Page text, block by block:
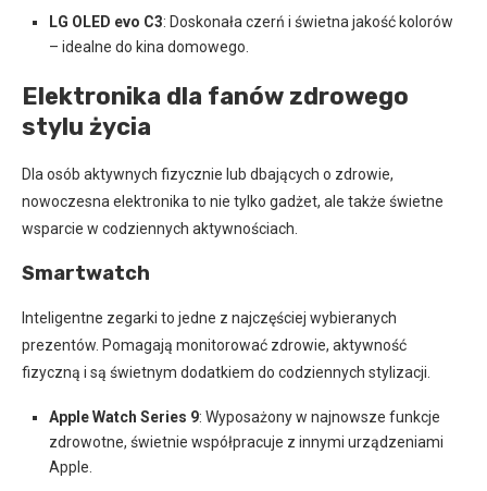
LG OLED evo C3: Doskonała czerń i świetna jakość kolorów
– idealne do kina domowego.
Elektronika dla fanów zdrowego
stylu życia
Dla osób aktywnych fizycznie lub dbających o zdrowie,
nowoczesna elektronika to nie tylko gadżet, ale także świetne
wsparcie w codziennych aktywnościach.
Smartwatch
Inteligentne zegarki to jedne z najczęściej wybieranych
prezentów. Pomagają monitorować zdrowie, aktywność
fizyczną i są świetnym dodatkiem do codziennych stylizacji.
Apple Watch Series 9: Wyposażony w najnowsze funkcje
zdrowotne, świetnie współpracuje z innymi urządzeniami
Apple.